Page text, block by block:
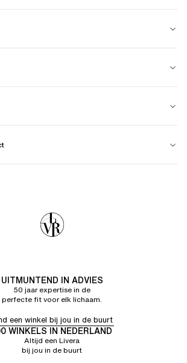
UITMUNTEND IN ADVIES
50 jaar expertise in de
perfecte fit voor elk lichaam.
een winkel bij jou in de buurt
WINKELS IN NEDERLAND
Altijd een Livera
bij jou in de buurt